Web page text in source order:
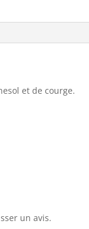
et de courge.
un avis.